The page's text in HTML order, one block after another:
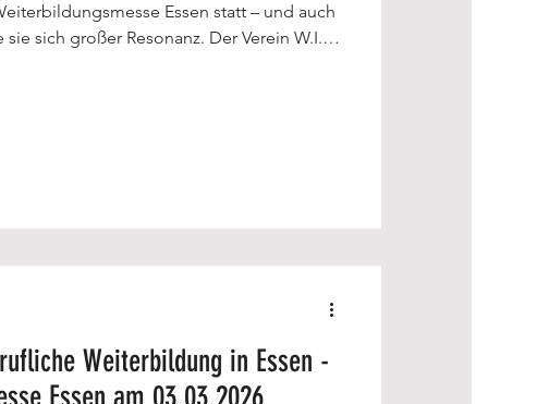
Essen statt – und auch
sich großer Resonanz. Der Verein W.I.R.
Weiterbildung in Essen -
Essen am 03.03.2026